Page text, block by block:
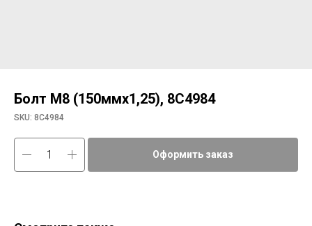
Болт М8 (150ммх1,25), 8C4984
SKU: 8C4984
Оформить заказ